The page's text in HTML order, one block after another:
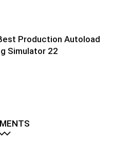
Production Autoload
Simulator 22